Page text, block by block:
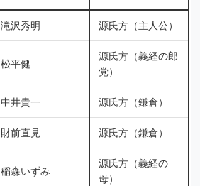
滝沢秀明 源氏方（主人公）
松平健
源氏方（義経の郎
党）
中井貴一 源氏方（鎌倉）
財前直見 源氏方（鎌倉）
稲森いずみ
源氏方（義経の
母）